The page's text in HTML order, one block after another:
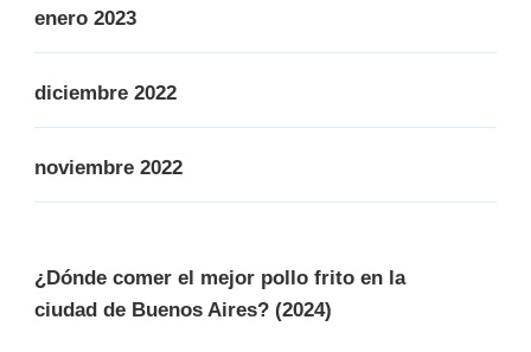
enero 2023
diciembre 2022
noviembre 2022
¿Dónde comer el mejor pollo frito en la
ciudad de Buenos Aires? (2024)